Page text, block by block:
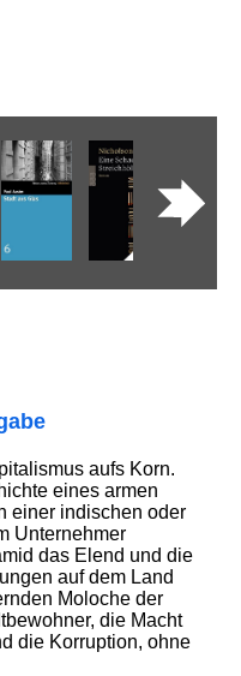
aufs Korn.
eines armen
einer indischen oder
Unternehmer
das Elend und die
auf dem Land
Moloche der
die Macht
die Korruption, ohne